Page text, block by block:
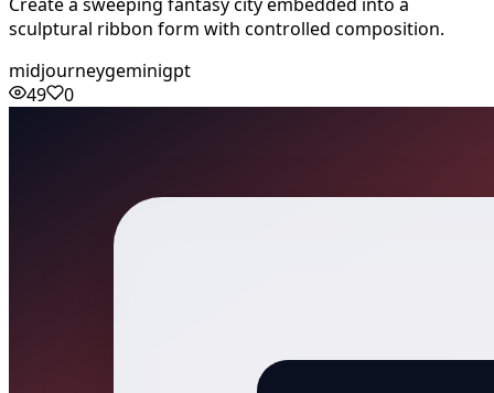
sculptural ribbon form with controlled composition.
midjourneygeminigpt
49
0